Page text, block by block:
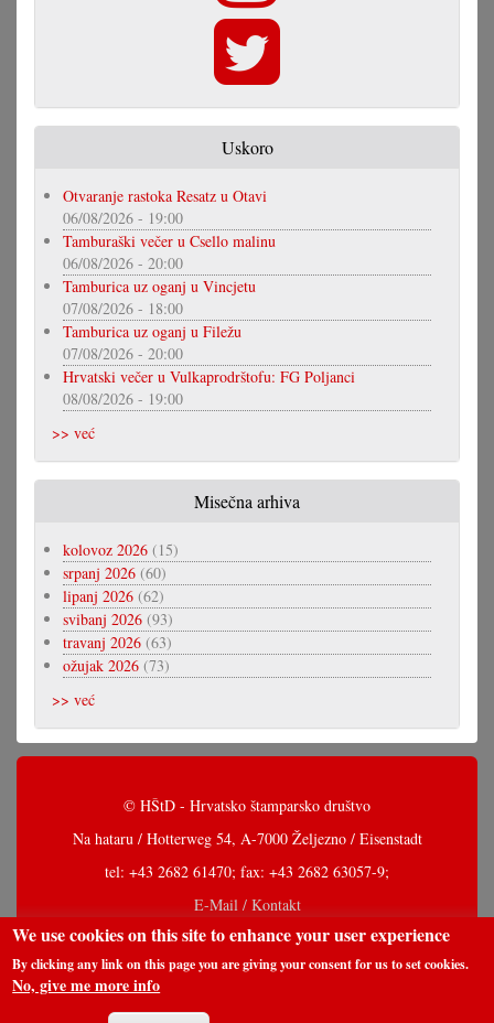
Uskoro
Otvaranje rastoka Resatz u Otavi
06/08/2026 - 19:00
Tamburaški večer u Csello malinu
06/08/2026 - 20:00
Tamburica uz oganj u Vincjetu
07/08/2026 - 18:00
Tamburica uz oganj u Filežu
07/08/2026 - 20:00
Hrvatski večer u Vulkaprodrštofu: FG Poljanci
08/08/2026 - 19:00
>> već
Misečna arhiva
kolovoz 2026 (15)
srpanj 2026 (60)
lipanj 2026 (62)
svibanj 2026 (93)
travanj 2026 (63)
ožujak 2026 (73)
>> već
© HŠtD - Hrvatsko štamparsko društvo
Na hataru / Hotterweg 54, A-7000 Željezno / Eisenstadt
tel: +43 2682 61470; fax: +43 2682 63057-9;
E-Mail / Kontakt
We use cookies on this site to enhance your user experience
By clicking any link on this page you are giving your consent for us to set cookies.
No, give me more info